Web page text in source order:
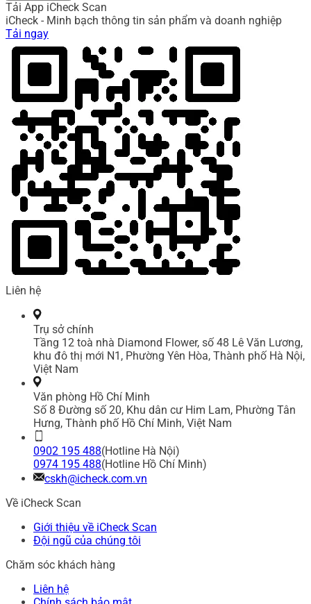
Tải App iCheck Scan
iCheck - Minh bạch thông tin sản phẩm và doanh nghiệp
Tải ngay
Liên hệ
Trụ sở chính
Tầng 12 toà nhà Diamond Flower, số 48 Lê Văn Lương,
khu đô thị mới N1, Phường Yên Hòa, Thành phố Hà Nội,
Việt Nam
Văn phòng Hồ Chí Minh
Số 8 Đường số 20, Khu dân cư Him Lam, Phường Tân
Hưng, Thành phố Hồ Chí Minh, Việt Nam
0902 195 488(Hotline Hà Nội)
0974 195 488(Hotline Hồ Chí Minh)
cskh@icheck.com.vn
Về iCheck Scan
Giới thiệu về iCheck Scan
Đội ngũ của chúng tôi
Chăm sóc khách hàng
Liên hệ